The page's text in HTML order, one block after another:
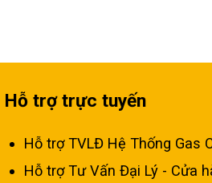
Hỗ trợ trực tuyến
Hỗ trợ TVLĐ Hệ Thống Gas
Hỗ trợ Tư Vấn Đại Lý - Cửa